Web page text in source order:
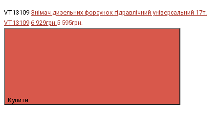
VT13109 Знімач дизельних форсунок гідравлічний універсальний 17т.
VT13109 6 929грн.5 595грн.
Купити